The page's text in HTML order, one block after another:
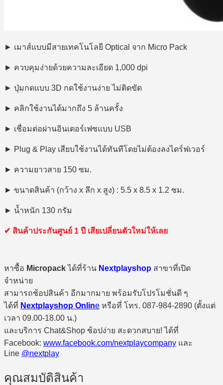
► เมาส์แบบมีสายเทคโนโลยี Optical จาก Micro Pack
► ควบคุมง่ายด้วยความละเอียด 1,000 dpi
► ปุ่มกดแบบ 3D กดใช้งานง่าย ไม่ติดขัด
► คลิกใช้งานได้มากถึง 5 ล้านครั้ง
► เชื่อมต่อผ่านอินเตอร์เฟซแบบ USB
► Plug & Play เสียบใช้งานได้ทันทีโดยไม่ต้องลงไดร์ฟเวอร์
► ความยาวสาย 150 ซม.
► ขนาดสินค้า (กว้าง x ลึก x สูง) : 5.5 x 8.5 x 1.2 ซม.
► น้ำหนัก 130 กรัม
✔ สินค้าประกันศูนย์ 1 ปี เสียเปลี่ยนตัวใหม่ให้เลย
หาซื้อ Micropackได้ที่ร้าน Nextplayshop สาขาที่เปิด
จำหน่าย
สามารถช้อปสินค้า อีกมากมาย พร้อมรับโปรโมชั่นดี ๆ
ได้ที่ Nextplayshop Online หรือที่ โทร. 087-984-2890 (ตั้งแต่
เวลา 09.00-18.00 น.)
และบริการ Chat&Shop ช้อปง่าย สะดวกสบาย! ได้ที่
Facebook: www.facebook.com/nextplaycompany และ
Line @nextplay
คุณสมบัติสินค้า